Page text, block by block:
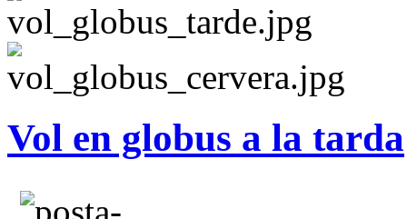
Vol en globus a la tarda